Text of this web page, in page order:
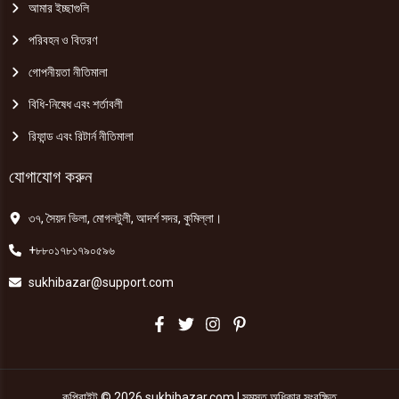
আমার ইচ্ছাগুলি
পরিবহন ও বিতরণ
গোপনীয়তা নীতিমালা
বিধি-নিষেধ এবং শর্তাবলী
রিফান্ড এবং রিটার্ন নীতিমালা
যোগাযোগ করুন
৩৭, সৈয়দ ভিলা, মোগলটুলী, আদর্শ সদর, কুমিল্লা।
+৮৮০১৭৮১৭৯০৫৯৬
sukhibazar@support.com